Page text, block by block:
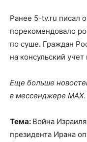
Ранее 5-tv.ru писал
порекомендовало
по суше. Граждан
на консульский
Еще больше
в мессенджере MAX.
Тема: Война
президента Ирана